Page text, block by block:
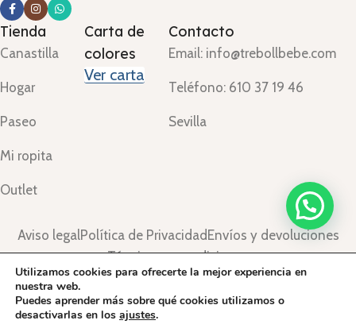
Tienda
Canastilla
Hogar
Paseo
Mi ropita
Outlet
Carta de
colores
Ver carta
Contacto
Email: info@trebollbebe.com
Teléfono: 610 37 19 46
Sevilla
Aviso legalPolítica de Privacidad Envíos y devoluciones
Términos y condiciones
©Treboll Bebé ™2024.
Utilizamos cookies para ofrecerte la mejor experiencia en
nuestra web.
Puedes aprender más sobre qué cookies utilizamos o
desactivarlas en los ajustes.